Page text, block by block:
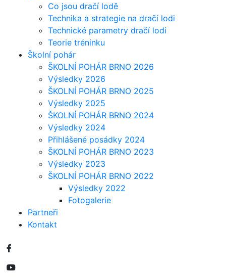
Co jsou dračí lodě
Technika a strategie na dračí lodi
Technické parametry dračí lodi
Teorie tréninku
Školní pohár
ŠKOLNÍ POHÁR BRNO 2026
Výsledky 2026
ŠKOLNÍ POHÁR BRNO 2025
Výsledky 2025
ŠKOLNÍ POHÁR BRNO 2024
Výsledky 2024
Přihlášené posádky 2024
ŠKOLNÍ POHÁR BRNO 2023
Výsledky 2023
ŠKOLNÍ POHÁR BRNO 2022
Výsledky 2022
Fotogalerie
Partneři
Kontakt